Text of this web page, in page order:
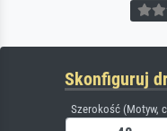
Skonfiguruj
Szerokość (Motyw,